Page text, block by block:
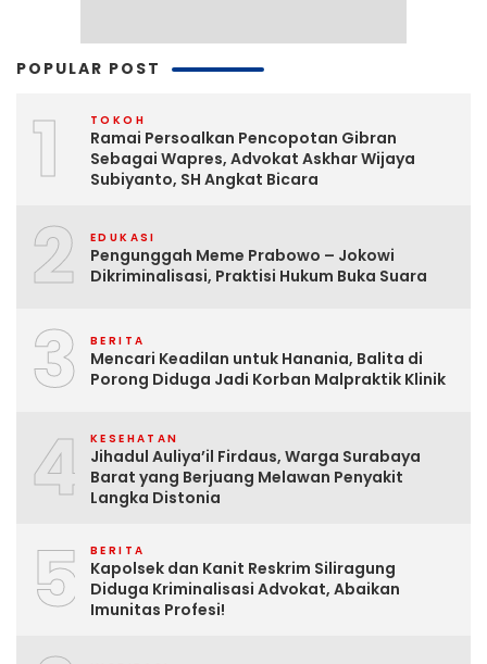
POPULAR POST
1 TOKOH
Ramai Persoalkan Pencopotan Gibran
Sebagai Wapres, Advokat Askhar Wijaya
Subiyanto, SH Angkat Bicara
2 EDUKASI
Pengunggah Meme Prabowo – Jokowi
Dikriminalisasi, Praktisi Hukum Buka Suara
3 BERITA
Mencari Keadilan untuk Hanania, Balita di
Porong Diduga Jadi Korban Malpraktik Klinik
4 KESEHATAN
Jihadul Auliya’il Firdaus, Warga Surabaya
Barat yang Berjuang Melawan Penyakit
Langka Distonia
5 BERITA
Kapolsek dan Kanit Reskrim Siliragung
Diduga Kriminalisasi Advokat, Abaikan
Imunitas Profesi!